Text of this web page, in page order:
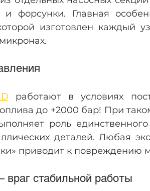
и форсунки. Главная
изготовлен каждый
работают в условиях
до +2000 бар! При
роль
деталей. Любая
приводит к повреждению
стабильной работы